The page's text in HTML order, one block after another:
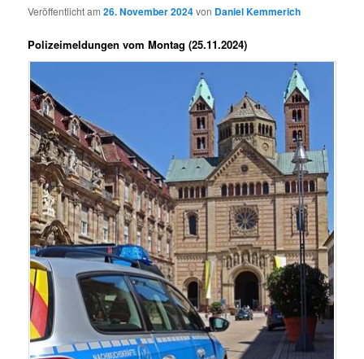
Veröffentlicht am26. November 2024von Daniel Kemmerich
Polizeimeldungen vom Montag (25.11.2024)